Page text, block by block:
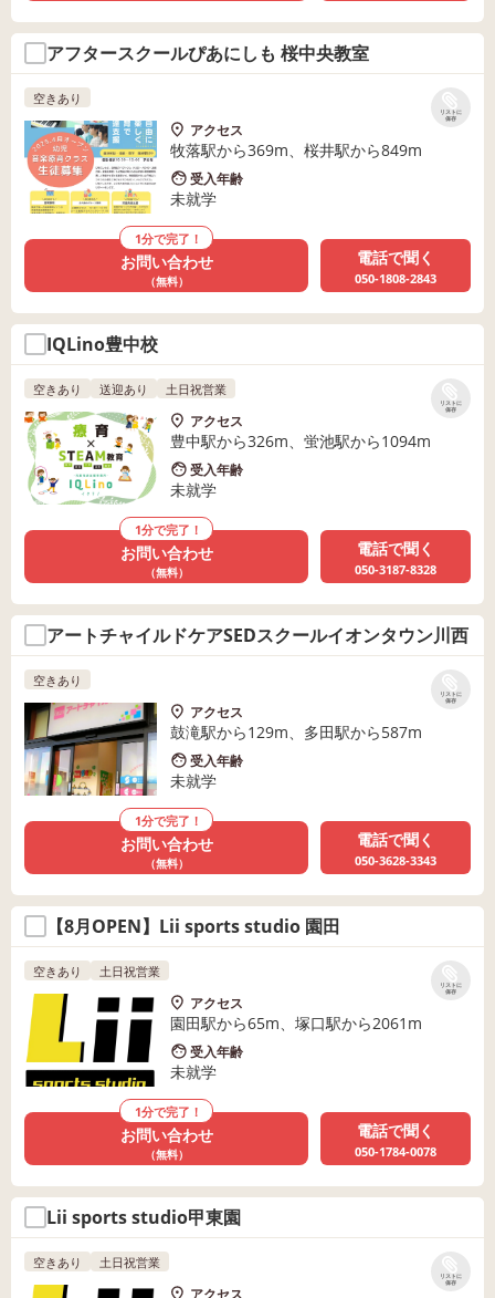
アフタースクールぴあにしも 桜中央教室
リストに
保存
空きあり
アクセス
牧落駅から369m、桜井駅から849m
受入年齢
未就学
1分で完了！
お問い合わせ
（無料）
電話で聞く
050-1808-2843
IQLino豊中校
リストに
保存
空きあり 送迎あり 土日祝営業
アクセス
豊中駅から326m、蛍池駅から1094m
受入年齢
未就学
1分で完了！
お問い合わせ
（無料）
電話で聞く
050-3187-8328
アートチャイルドケアSEDスクールイオンタウン川西
リストに
保存
空きあり
アクセス
鼓滝駅から129m、多田駅から587m
受入年齢
未就学
1分で完了！
お問い合わせ
（無料）
電話で聞く
050-3628-3343
【8月OPEN】Lii sports studio 園田
リストに
保存
空きあり 土日祝営業
アクセス
園田駅から65m、塚口駅から2061m
受入年齢
未就学
1分で完了！
お問い合わせ
（無料）
電話で聞く
050-1784-0078
Lii sports studio甲東園
リストに
保存
空きあり 土日祝営業